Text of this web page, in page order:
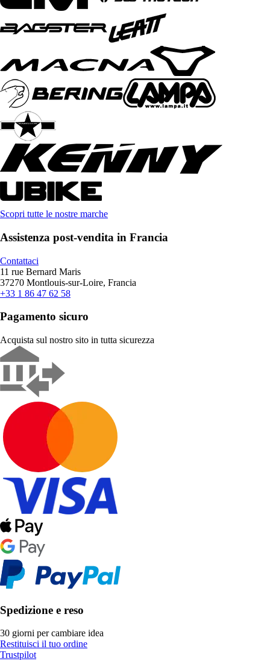
Scopri tutte le nostre marche
Assistenza post-vendita in Francia
Contattaci
11 rue Bernard Maris
37270 Montlouis-sur-Loire, Francia
+33 1 86 47 62 58
Pagamento sicuro
Acquista sul nostro sito in tutta sicurezza
Spedizione e reso
30 giorni per cambiare idea
Restituisci il tuo ordine
Trustpilot